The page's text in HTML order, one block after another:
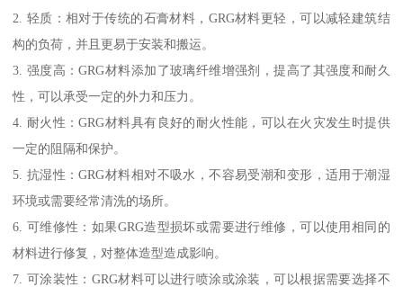
2. 轻质：相对于传统的石膏材料，GRG材料更轻，可以减轻建筑结
构的负荷，并且更易于安装和搬运。
3. 强度高：GRG材料添加了玻璃纤维增强剂，提高了其强度和耐久
性，可以承受一定的外力和压力。
4. 耐火性：GRG材料具有良好的耐火性能，可以在火灾发生时提供
一定的阻隔和保护。
5. 抗湿性：GRG材料相对不吸水，不容易受潮和变形，适用于潮湿
环境或需要经常清洗的场所。
6. 可维修性：如果GRG造型损坏或需要进行维修，可以使用相同的
材料进行修复，对整体造型造成影响。
7. 可涂装性：GRG材料可以进行喷涂或涂装，可以根据需要选择不